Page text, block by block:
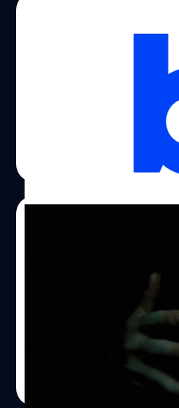
เลยเกิดการทิ้งบอมบ์ใส่กันเป็น
นาทีของหนังนี่ คือกุญแจถอดร
ทดไว้ในใจระหว่างดูหนังแล้ว
ได้ผู้กำกับหน้าใหม่สายเลือดเป
บิวท์หนังเรื่องแรกของตัวเองด้
แกก็ใช้ไอเดียเข้าสู้ สร้างเรื่องร
ตะวันออกกลางที่ดราม่าเข้มข้
อย่าง ญิน ที่แปลกหูแปลกตาผู้ช
หนังผีฮอลลีวู้ดที่เป็นมาตรฐาน
ไม่ให้ไร้สาระเกินไป ซึ่งทำออก
หนังผีเรื่องหนึ่งกลายเป็นหนังล่
โดยได้ทางค่ายกันตนา ที่เชี่ยว
ยาวนานมาผลิตให้ และได้ เต๊
ตนา โมชั่น พิคเจอร์ส ที่เคยทำ
ผู้กำกับจากหนัง อวสานโลกส
ตากะลี https://
ยายกะลา ตากะลี เป็นชื่อของเจ้
บรรพบุรุษของกลุ่มชนชาวไทดั้
หลายในดินแดนแถบนี้ แต่เดิมเ
มนุษย์ขึ้นเป็นคู่แรก ต่อมาพอคว
บางทีพวกหมอผีจะเรียกว่า นาย
อิทธิพลสูงในทางไสยศาสตร์
ในป่าช้า จะต้องบวงสรวงนาย
หรือไม่ (เช่น การขุดศพเพื่อเอ
เป็นต้น) ถ้านายป่าช้าไม่ยอม ห
คนๆนั้นก็จะไม่สามารถทำพิธีต่อ
Abattoir: หนังสยองขวั
ถือเป็นอีกหนึ่งภาพยนตร์ที่คอห
สำหรับ Abattoir โดยเฉพาะกา
กำกับเจ้าของผลงานโหดขั้นสุ
2, 3, 4 นั่งแท่นนำทัพหนังเรื่อง
ไทย: บ้านกักผี) ซึ่งน่าสนใจทีเดี
สยองต่อเนื่องรัวๆ กับร
David F. Sandberg ผู้กำกับห
ดูในโรงช่วงนี้ แม้จะมีผลงานท
ถ้าลองเข้าไปดูแชนนอลยูทูบที่
บอกว่ามีงานหลอนๆให้ชมกันแบ
ทางนี้แต่ไหนแต่ไรเลยล่ะ นับเ
ล้ำๆ ประยุกต์เอาจากไลฟ์สไต
ได้ลงตัวมากๆ วันนี้เลยจะขอแ
| 3672 days ago